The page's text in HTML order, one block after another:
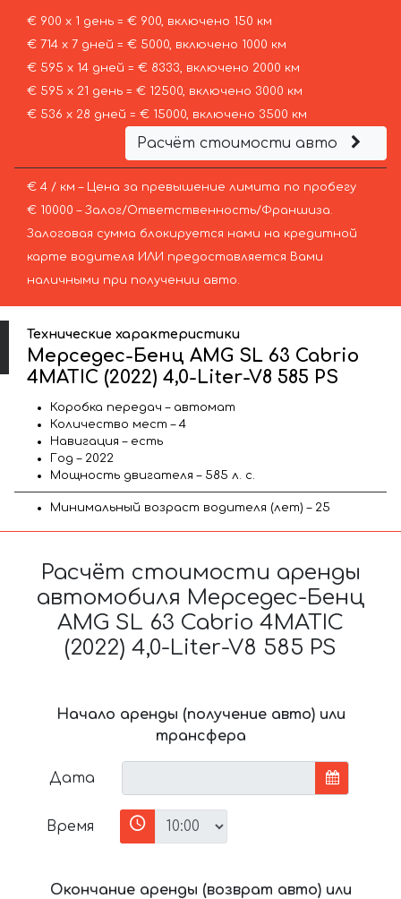
€ 900 х 1 день = € 900, включено 150 км
€ 714 х 7 дней = € 5000, включено 1000 км
€ 595 х 14 дней = € 8333, включено 2000 км
€ 595 х 21 день = € 12500, включено 3000 км
€ 536 х 28 дней = € 15000, включено 3500 км
Расчёт стоимости авто
€ 4 / км – Цена за превышение лимита по пробегу
€ 10000 – Залог/Ответственность/Франшиза.
Залоговая сумма блокируется нами на кредитной
карте водителя ИЛИ предоставляется Вами
наличными при получении авто.
Технические характеристики
Мерседес-Бенц AMG SL 63 Cabrio
4MATIC (2022) 4,0-Liter-V8 585 PS
Коробка передач – автомат
Количество мест – 4
Навигация – есть
Год – 2022
Мощность двигателя – 585 л. с.
Минимальный возраст водителя (лет) – 25
Расчёт стоимости аренды
автомобиля Мерседес-Бенц
AMG SL 63 Cabrio 4MATIC
(2022) 4,0-Liter-V8 585 PS
Начало аренды (получение авто) или
трансфера
Дата
Время
Окончание аренды (возврат авто) или